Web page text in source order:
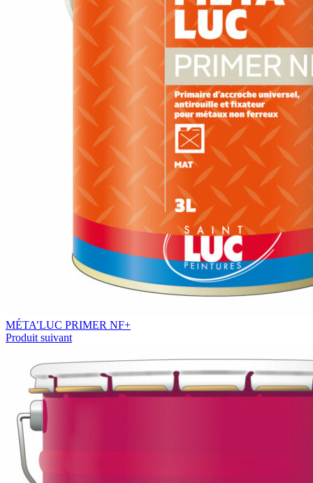
MÉTA’LUC PRIMER NF+
Produit suivant